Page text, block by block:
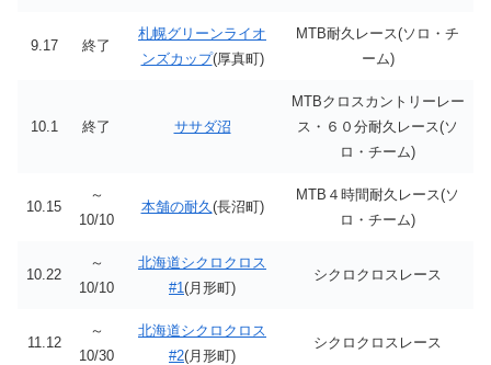
9.17 終了
札幌グリーンライオ
ンズカップ(厚真町)
MTB耐久レース(ソロ・チ
ーム)
10.1 終了 ササダ沼
MTBクロスカントリーレー
ス・６０分耐久レース(ソ
ロ・チーム)
10.15
～
10/10
本舗の耐久 (長沼町)
MTB４時間耐久レース(ソ
ロ・チーム)
10.22
～
10/10
北海道シクロクロス
#1 (月形町)
シクロクロスレース
11.12
～
10/30
北海道シクロクロス
#2(月形町)
シクロクロスレース